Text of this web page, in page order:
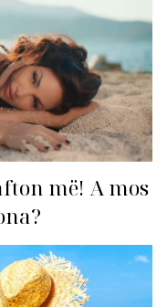
më! A mos